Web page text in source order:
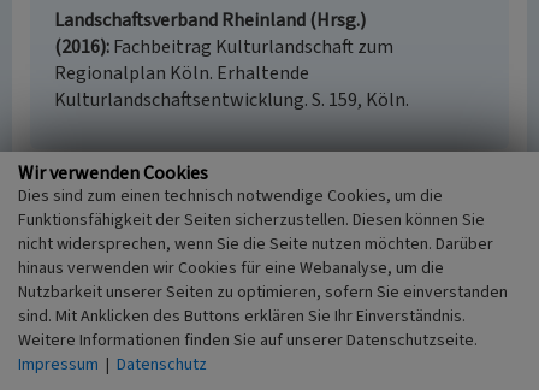
Landschaftsverband Rheinland (Hrsg.)
(2016) Fachbeitrag Kulturlandschaft zum
Regionalplan Köln. Erhaltende
Kulturlandschaftsentwicklung. S. 159, Köln.
Haus Müllenark (Kulturlandschaftsbereich
Regionalplan Köln 125)
Schlagwörter
Kulturlandschaftsbereich Wasserburg
Wassermühle
Fachsicht(en)
Kulturlandschaftspflege, Denkmalpflege,
Wir verwenden Cookies
Dies sind zum einen technisch notwendige Cookies, um die
Funktionsfähigkeit der Seiten sicherzustellen. Diesen können Sie
nicht widersprechen, wenn Sie die Seite nutzen möchten. Darüber
hinaus verwenden wir Cookies für eine Webanalyse, um die
Nutzbarkeit unserer Seiten zu optimieren, sofern Sie einverstanden
sind. Mit Anklicken des Buttons erklären Sie Ihr Einverständnis.
Weitere Informationen finden Sie auf unserer Datenschutzseite.
Impressum | Datenschutz